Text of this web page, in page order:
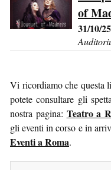
of
31/10/25
Vi ricordiamo che questa
potete consultare gli
nostra pagina: Teatro a
gli eventi in corso e in
Eventi a Roma.